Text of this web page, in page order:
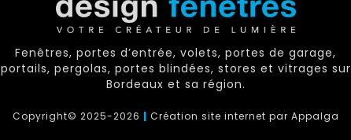
Fenêtres, portes d’entrée, volets, portes de garage,
portails, pergolas, portes blindées, stores et vitrages sur
Bordeaux et sa région.​​​​​​​
Copyright© 2025-2026 | Création site internet par Appalga